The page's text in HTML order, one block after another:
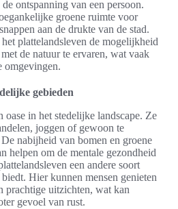
ontspanning van een persoon.
groene ruimte voor
aan de drukte van de stad.
plattelandsleven de mogelijkheid
de natuur te ervaren, wat vaak
omgevingen.
gebieden
oase in het stedelijke landscape. Ze
joggen of gewoon te
nabijheid van bomen en groene
helpen om de mentale gezondheid
een andere soort
Hier kunnen mensen genieten
prachtige uitzichten, wat kan
gevoel van rust.